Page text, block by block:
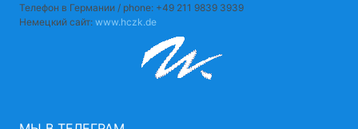
Телефон в Германии / phone: +49 211 9839 3939
Немецкий сайт: www.hczk.de